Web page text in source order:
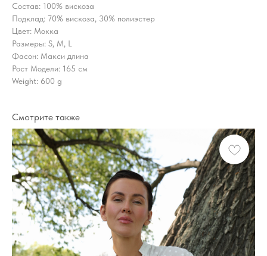
Cостав: 100% вискоза
Подклад: 70% вискоза, 30% полиэстер
Цвет: Мокка
Размеры: S, M, L
Фасон: Макси длина
Рост Модели: 165 см
Weight: 600 g
Смотрите также